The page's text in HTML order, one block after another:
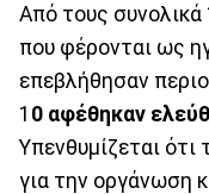
Από τους
που φέρονται ως
επεβλήθησαν
1 0 αφέθηκαν
Υπενθυμίζεται
για την οργάνωση